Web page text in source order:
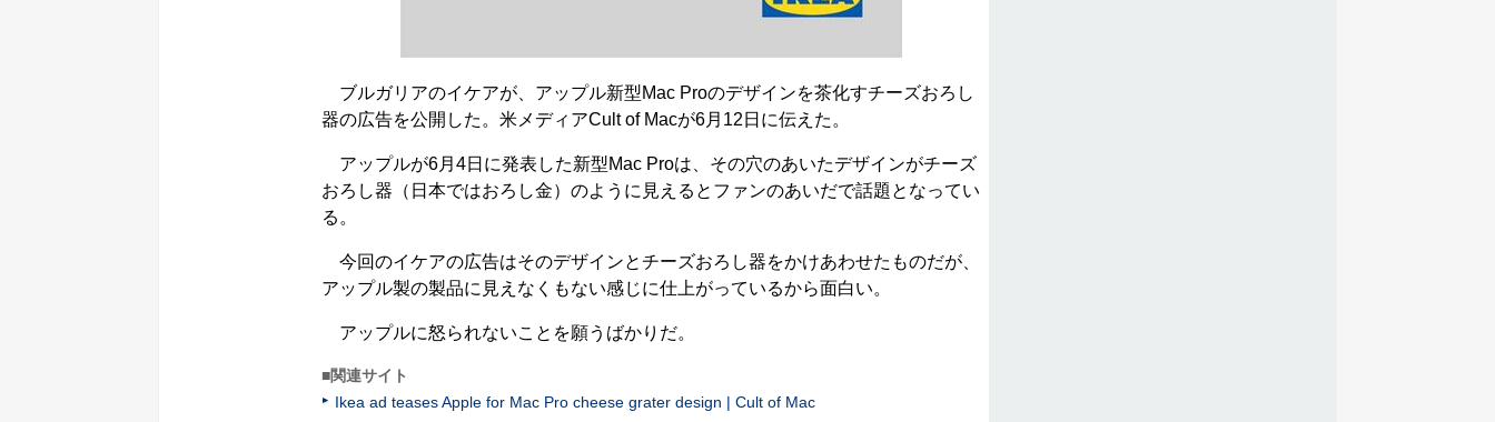
ブルガリアのイケアが、アップル新型Mac Proのデザインを茶化すチーズおろし
器の広告を公開した。米メディアCult of Macが6月12日に伝えた。
アップルが6月4日に発表した新型Mac Proは、その穴のあいたデザインがチーズ
おろし器（日本ではおろし金）のように見えるとファンのあいだで話題となってい
る。
今回のイケアの広告はそのデザインとチーズおろし器をかけあわせたものだが、
アップル製の製品に見えなくもない感じに仕上がっているから面白い。
アップルに怒られないことを願うばかりだ。
■関連サイト
Ikea ad teases Apple for Mac Pro cheese grater design | Cult of Mac